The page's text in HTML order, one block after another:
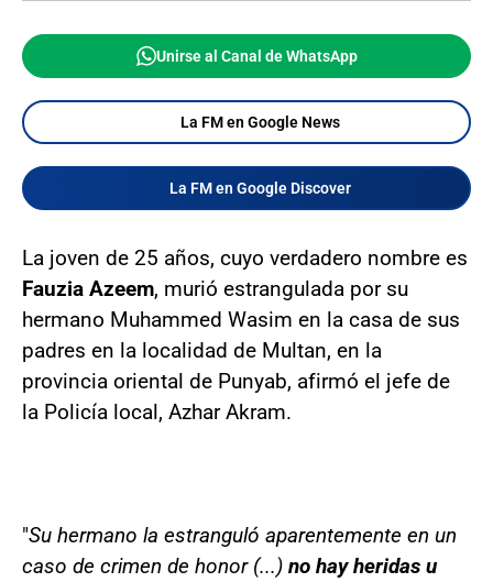
Unirse al Canal de WhatsApp
La FM en Google News
La FM en Google Discover
La joven de 25 años, cuyo verdadero nombre es
Fauzia Azeem, murió estrangulada por su
hermano Muhammed Wasim en la casa de sus
padres en la localidad de Multan, en la
provincia oriental de Punyab, afirmó el jefe de
la Policía local, Azhar Akram.
"Su hermano la estranguló aparentemente en un
caso de crimen de honor (...) no hay heridas u